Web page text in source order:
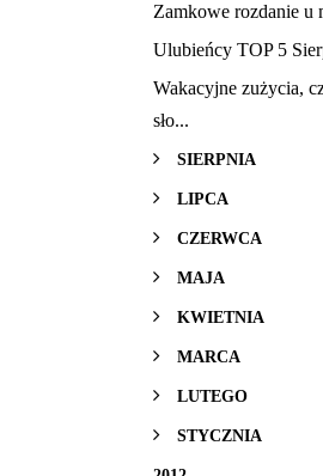
Zamkowe rozdanie u
Ulubieńcy TOP 5
Wakacyjne zużycia,
sło...
SIERPNIA
LIPCA
CZERWCA
MAJA
KWIETNIA
MARCA
LUTEGO
STYCZNIA